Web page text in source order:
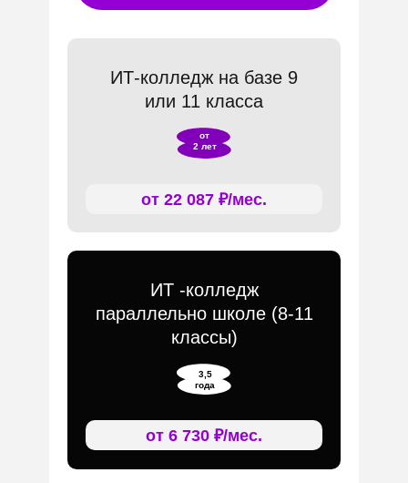
ИТ-колледж на базе 9
или 11 класса
от
2 лет
ИТ -колледж
параллельно школе (8-11
классы)
от 6 730 ₽/мес.
3,5
года
от 22 087 ₽/мес.